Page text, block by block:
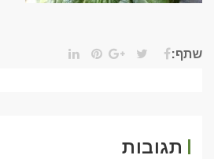
שתף:
תגובות